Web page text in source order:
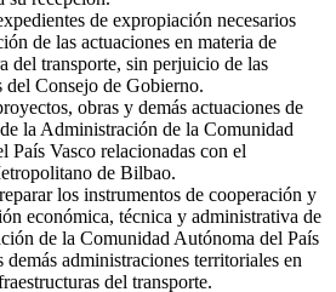
de expropiación necesarios
de las actuaciones en materia de
del transporte, sin perjuicio de las
del Consejo de Gobierno.
obras y demás actuaciones de
la Administración de la Comunidad
País Vasco relacionadas con el
de Bilbao.
los instrumentos de cooperación y
económica, técnica y administrativa de
de la Comunidad Autónoma del País
demás administraciones territoriales en
del transporte.